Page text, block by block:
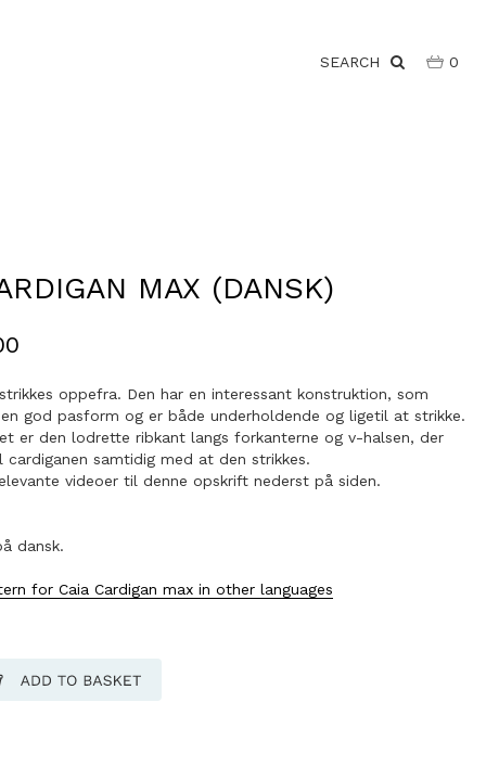
SEARCH 0
MAX (DANSK)
oppefra. Den har en interessant konstruktion, som
god pasform og er både underholdende og ligetil at strikke.
er den lodrette ribkant langs forkanterne og v-halsen, der
samtidig med at den strikkes.
videoer til denne opskrift nederst på siden.
dansk.
for Caia Cardigan max in other languages